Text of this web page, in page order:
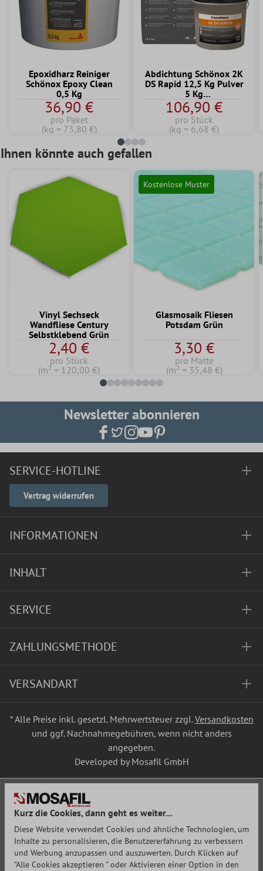
Epoxidharz Reiniger
Schönox Epoxy Clean
0,5 Kg
36,90 €
pro Paket
(kg = 73,80 €)
Abdichtung Schönox 2K
DS Rapid 12,5 Kg Pulver
5 Kg
Dispersionskomponente
106,90 €
pro Stück
(kg = 6,68 €)
Ihnen könnte auch gefallen
Vinyl Sechseck
Wandfliese Century
Selbstklebend Grün
2,40 €
pro Stück
(m² = 120,00 €)
Kostenlose Muster
Glasmosaik Fliesen
Potsdam Grün
3,30 €
pro Matte
(m² = 35,48 €)
Newsletter abonnieren
SERVICE-HOTLINE
Vertrag widerrufen
INFORMATIONEN
INHALT
SERVICE
ZAHLUNGSMETHODE
VERSANDART
* Alle Preise inkl. gesetzl. Mehrwertsteuer zzgl.Versandkosten
und ggf. Nachnahmegebühren, wenn nicht anders
angegeben.
Developed by Mosafil GmbH
Kurz die Cookies, dann geht es weiter...
Diese Website verwendet Cookies und ähnliche Technologien, um
Inhalte zu personalisieren, die Benutzererfahrung zu verbessern
und Werbung anzupassen und auszuwerten. Durch Klicken auf
"Alle Cookies akzeptieren " oder Aktivieren einer Option in den